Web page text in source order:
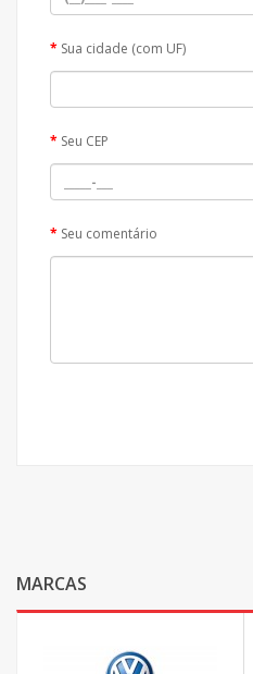
Sua cidade (com UF)
Seu CEP
Seu comentário
MARCAS